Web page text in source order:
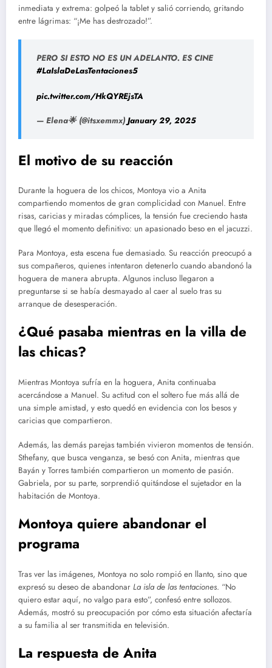
inmediata y extrema: golpeó la tablet y salió corriendo, gritando
entre lágrimas: “¡Me has destrozado!”.
PERO SI ESTO NO ES UN ADELANTO. ES CINE
#LaIslaDeLasTentaciones5
pic.twitter.com/HkQYREjsTA
— Elena🌟 (@itsxemmx) January 29, 2025
El motivo de su reacción
Durante la hoguera de los chicos, Montoya vio a Anita
compartiendo momentos de gran complicidad con Manuel. Entre
risas, caricias y miradas cómplices, la tensión fue creciendo hasta
que llegó el momento definitivo: un apasionado beso en el jacuzzi.
Para Montoya, esta escena fue demasiado. Su reacción preocupó a
sus compañeros, quienes intentaron detenerlo cuando abandonó la
hoguera de manera abrupta. Algunos incluso llegaron a
preguntarse si se había desmayado al caer al suelo tras su
arranque de desesperación.
¿Qué pasaba mientras en la villa de
las chicas?
Mientras Montoya sufría en la hoguera, Anita continuaba
acercándose a Manuel. Su actitud con el soltero fue más allá de
una simple amistad, y esto quedó en evidencia con los besos y
caricias que compartieron.
Además, las demás parejas también vivieron momentos de tensión.
Sthefany, que busca venganza, se besó con Anita, mientras que
Bayán y Torres también compartieron un momento de pasión.
Gabriela, por su parte, sorprendió quitándose el sujetador en la
habitación de Montoya.
Montoya quiere abandonar el
programa
Tras ver las imágenes, Montoya no solo rompió en llanto, sino que
expresó su deseo de abandonar La isla de las tentaciones. “No
quiero estar aquí, no valgo para esto”, confesó entre sollozos.
Además, mostró su preocupación por cómo esta situación afectaría
a su familia al ser transmitida en televisión.
La respuesta de Anita